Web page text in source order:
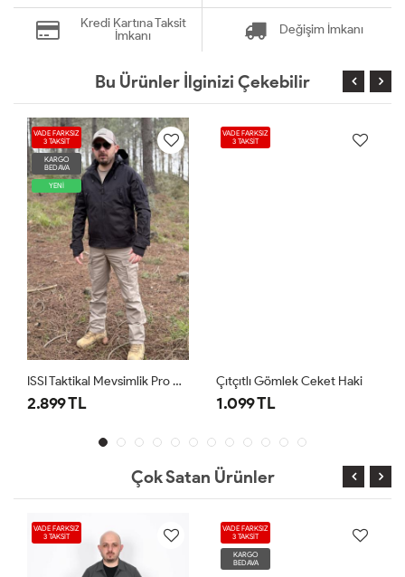
Kredi Kartına Taksit
İmkanı
Değişim İmkanı
Bu Ürünler İlginizi Çekebilir
VADE FARKSIZ
3 TAKSİT
KARGO
BEDAVA
YENİ
ISSI Taktikal Mevsimlik Pro Mont Siyah
2.899 TL
VADE FARKSIZ
3 TAKSİT
Çıtçıtlı Gömlek Ceket Haki
1.099 TL
Çok Satan Ürünler
VADE FARKSIZ
3 TAKSİT
VADE FARKSIZ
3 TAKSİT
KARGO
BEDAVA